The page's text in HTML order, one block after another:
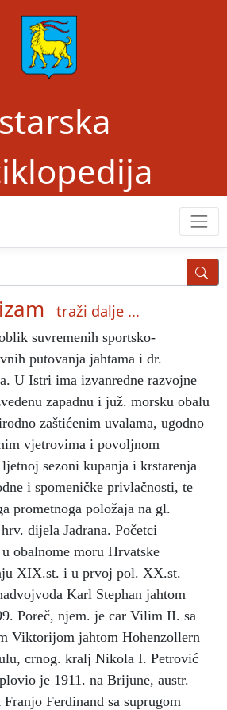
traži dalje ...
suvremenih sportsko-
putovanja jahtama i dr.
U Istri ima izvanredne razvojne
zapadnu i juž. morsku obalu
zaštićenim uvalama, ugodno
vjetrovima i povoljnom
sezoni kupanja i krstarenja
i spomeničke privlačnosti, te
prometnoga položaja na gl.
dijela Jadrana. Početci
obalnome moru Hrvatske
XIX.st. i u prvoj pol. XX.st.
Karl Stephan jahtom
Poreč, njem. je car Vilim II. sa
Viktorijom jahtom Hohenzollern
crnog. kralj Nikola I. Petrović
je 1911. na Brijune, austr.
Ferdinand sa suprugom